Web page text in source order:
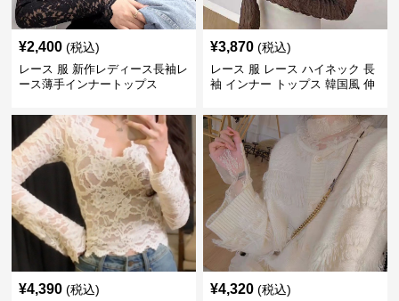
¥2,400 (税込)
レース 服 新作レディース長袖レ
ース薄手インナートップス
¥3,870 (税込)
レース 服 レース ハイネック 長
袖 インナー トップス 韓国風 伸
¥4,390 (税込) ¥4,320 (税込)